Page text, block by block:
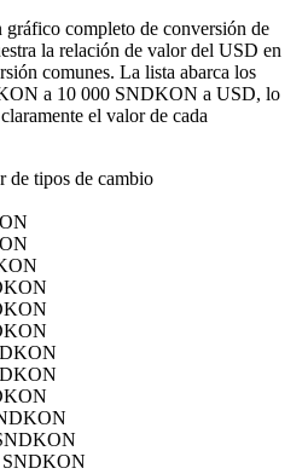
gráfico completo de conversión de
la relación de valor del USD en
comunes. La lista abarca los
a 10 000 SNDKON a USD, lo
el valor de cada
tipos de cambio
SNDKON